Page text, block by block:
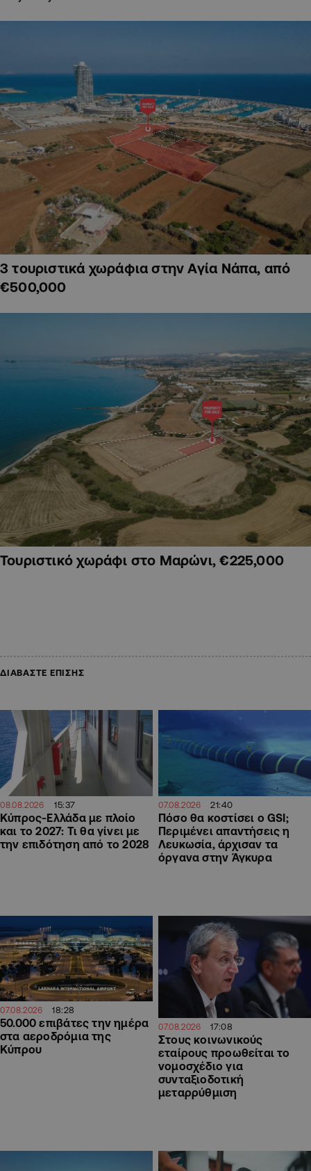
3 τουριστικά χωράφια στην Αγία Νάπα, από
€500,000
Τουριστικό χωράφι στο Μαρώνι, €225,000
ΔΙΑΒΑΣΤΕ ΕΠΙΣΗΣ
08.08.2026 15:37
Κύπρος-Ελλάδα με πλοίο
και το 2027: Τι θα γίνει με
την επιδότηση από το 2028
07.08.2026 21:40
Πόσο θα κοστίσει ο GSI;
Περιμένει απαντήσεις η
Λευκωσία, άρχισαν τα
όργανα στην Άγκυρα
07.08.2026 18:28
50.000 επιβάτες την ημέρα
στα αεροδρόμια της
Κύπρου
07.08.2026 17:08
Στους κοινωνικούς
εταίρους προωθείται το
νομοσχέδιο για
συνταξιοδοτική
μεταρρύθμιση